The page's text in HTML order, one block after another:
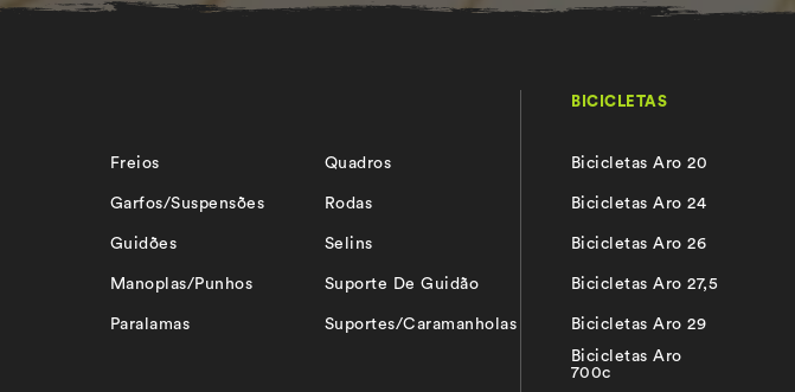
Freios
Garfos/Suspensões
Guidões
Manoplas/Punhos
Paralamas
Quadros
Rodas
Selins
Suporte De Guidão
Suportes/Caramanholas
BICICLETAS
Bicicletas Aro 20
Bicicletas Aro 24
Bicicletas Aro 26
Bicicletas Aro 27,5
Bicicletas Aro 29
Bicicletas Aro
700c